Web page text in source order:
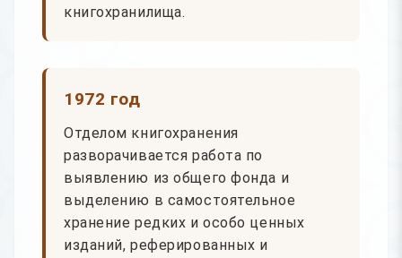
книгохранилища.
1972 год
Отделом книгохранения
разворачивается работа по
выявлению из общего фонда и
выделению в самостоятельное
хранение редких и особо ценных
изданий, реферированных и